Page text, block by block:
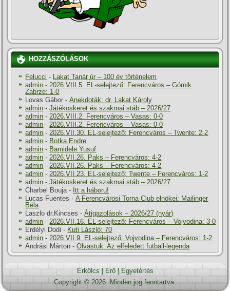
HOZZÁSZÓLÁSOK
Felucci - Lakat Tanár úr – 100 év történelem
admin -2026.VIII.5. EL-selejtező: Ferencváros – Górnik
Zabrze: 1-0
Lovas Gábor -Anekdoták: dr. Lakat Károly
admin -Játékoskeret és szakmai stáb – 2026/27
admin -2026.VIII.2. Ferencváros – Vasas: 0-0
admin -2026.VIII.2. Ferencváros – Vasas: 0-0
admin -2026.VII.30. EL-selejtező: Ferencváros – Twente: 2-2
admin - Botka Endre
admin - Bamidele Yusuf
admin -2026.VII.26. Paks – Ferencváros: 4-2
admin -2026.VII.26. Paks – Ferencváros: 4-2
admin -2026.VII.23. EL-selejtező: Twente – Ferencváros: 1-2
admin -Játékoskeret és szakmai stáb – 2026/27
Charbel Bouja- Itt a háboru!
Lucas Fuentes -A Ferencvárosi Torna Club elnökei: Mailinger
Béla
Laszlo dr.Kincses -Átigazolások – 2026/27 (nyár)
admin -2026.VII.16. EL-selejtező: Ferencváros – Vojvodina: 3-0
Erdélyi Dodi - Kuti László: 70
admin -2026.VII.9. EL-selejtező: Vojvodina – Ferencváros: 1-2
Andrási Márton -Olvastuk: Az elfeledett futball-legenda
Erkölcs Erő|
Egyetértés
Copyright © 2026. Minden jog fenntartva.